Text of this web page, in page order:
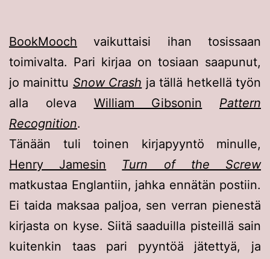
BookMooch vaikuttaisi ihan tosissaan
toimivalta. Pari kirjaa on tosiaan saapunut,
jo mainittu Snow Crash ja tällä hetkellä työn
alla oleva William Gibsonin
Pattern
Recognition.
Tänään tuli toinen kirjapyyntö minulle,
Henry Jamesin
Turn of the Screw
matkustaa Englantiin, jahka ennätän postiin.
Ei taida maksaa paljoa, sen verran pienestä
kirjasta on kyse. Siitä saaduilla pisteillä sain
kuitenkin taas pari pyyntöä jätettyä, ja